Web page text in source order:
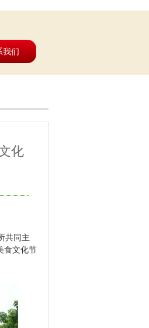
我们
化
共同主
食文化节